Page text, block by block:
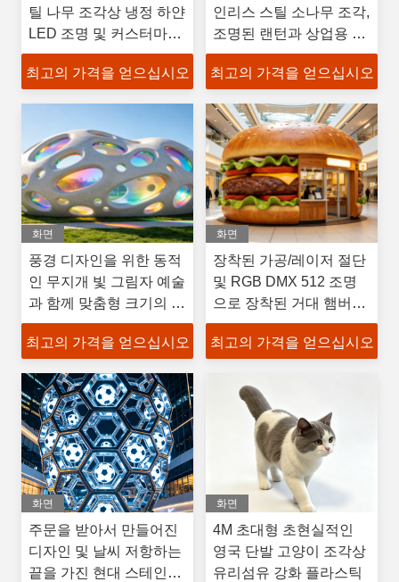
틸 나무 조각상 냉정 하얀
LED 조명 및 커스터마이
징 높이와 크기
최고의 가격을 얻으십시오
인리스 스틸 소나무 조각,
조명된 랜턴과 상업용 공
간에 맞춤형 크기
최고의 가격을 얻으십시오
화면
풍경 디자인을 위한 동적
인 무지개 빛 그림자 예술
과 함께 맞춤형 크기의 야
외 날씨에 저항하는 FRP
조각
최고의 가격을 얻으십시오
화면
장착된 가공/레이저 절단
및 RGB DMX 512 조명
으로 장착된 거대 햄버거
키오스크
최고의 가격을 얻으십시오
화면
주문을 받아서 만들어진
디자인 및 날씨 저항하는
끝을 가진 현대 스테인리
화면
4M 초대형 초현실적인
영국 단발 고양이 조각상
유리섬유 강화 플라스틱